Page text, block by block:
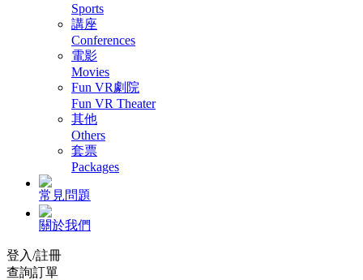
Sports
講座
Conferences
電影
Movies
Fun VR劇院
Fun VR Theater
其他
Others
套票
Packages
常見問題
關於我們
登入/註冊
查詢訂單